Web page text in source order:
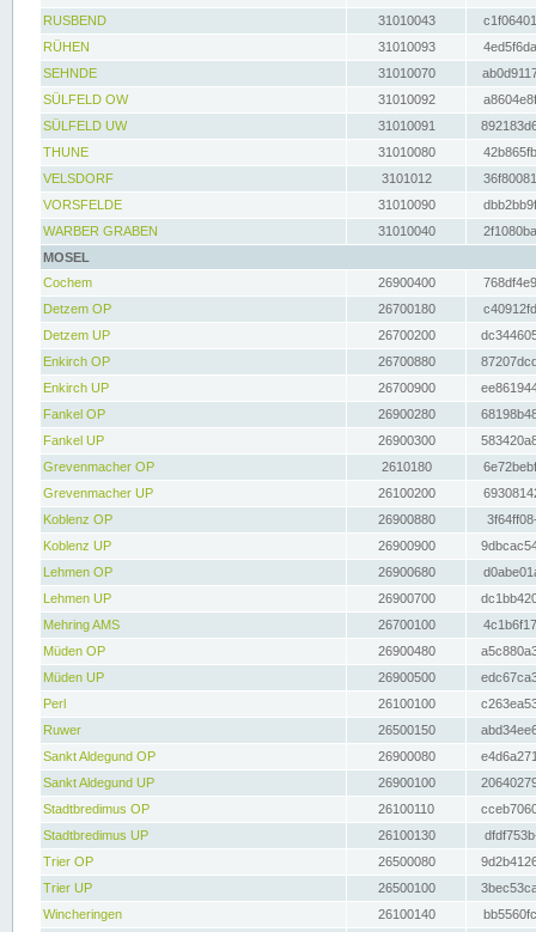
RUSBEND
31010043
RÜHEN
31010093
SEHNDE
31010070
SÜLFELD OW
31010092
SÜLFELD UW
31010091
THUNE
31010080
VELSDORF
3101012
VORSFELDE
31010090
WARBER GRABEN
31010040
MOSEL
Cochem
26900400
Detzem OP
26700180
Detzem UP
26700200
Enkirch OP
26700880
Enkirch UP
26700900
Fankel OP
26900280
Fankel UP
26900300
Grevenmacher OP
2610180
Grevenmacher UP
26100200
Koblenz OP
26900880
Koblenz UP
26900900
Lehmen OP
26900680
Lehmen UP
26900700
Mehring AMS
26700100
Müden OP
26900480
Müden UP
26900500
Perl
26100100
Ruwer
26500150
Sankt Aldegund OP
26900080
Sankt Aldegund UP
26900100
Stadtbredimus OP
26100110
Stadtbredimus UP
26100130
Trier OP
26500080
Trier UP
26500100
Wincheringen
26100140